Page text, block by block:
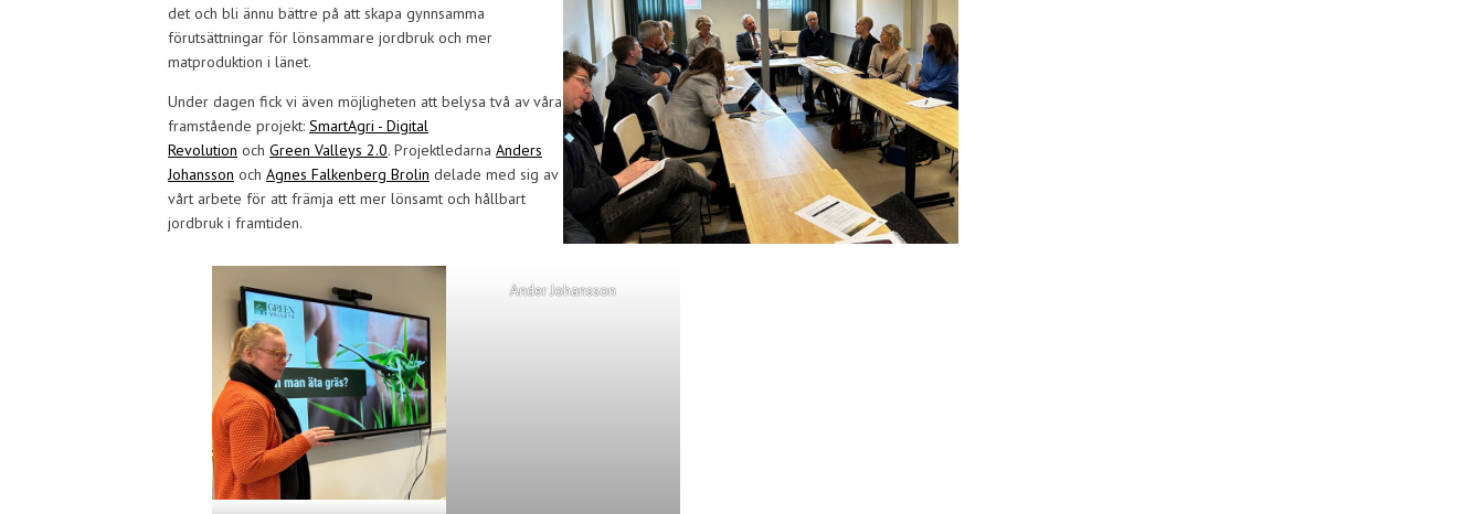
det och bli ännu bättre på att skapa gynnsamma
förutsättningar för lönsammare jordbruk och mer
matproduktion i länet.
Under dagen fick vi även möjligheten att belysa två av våra
framstående projekt: SmartAgri - Digital
Revolution och Green Valleys 2.0. Projektledarna Anders
Johansson och Agnes Falkenberg Brolin delade med sig av
vårt arbete för att främja ett mer lönsamt och hållbart
jordbruk i framtiden.
Ander Johansson